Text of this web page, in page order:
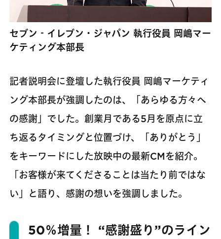
セブン‐イレブン・ジャパン 執⾏役員 岡嶋マー
ケティング本部⻑
記者説明会に登壇した執⾏役員 岡嶋マーケティ
ング本部⻑が強調したのは、「あらゆる方々へ
の感謝」でした。創業月である5月を原点に立
ち返るタイミングと位置づけ、「ありがとう」
をキーワードにした放映中の最新CMを紹介。
「お客様が来てくださることは当たり前ではな
い」と語り、感謝の想いを強調しました。
50％増量！ “感謝盛り”のライン